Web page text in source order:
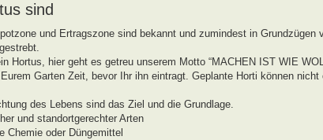
sind
und Ertragszone sind bekannt und zumindest in Grundzügen
Hortus, hier geht es getreu unserem Motto “MACHEN IST WIE
Garten Zeit, bevor Ihr ihn eintragt. Geplante Horti können nicht
des Lebens sind das Ziel und die Grundlage.
und standortgerechter Arten
Chemie oder Düngemittel